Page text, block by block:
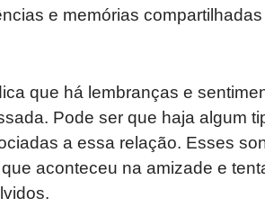
e memórias
que há lembranças e
Pode ser que haja algum
a essa relação. Esses
aconteceu na amizade e